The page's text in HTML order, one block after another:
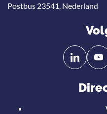
Postbus 23541, Nederland
Volg
ons
Linkedin
Volg
ons